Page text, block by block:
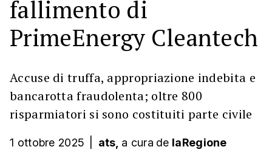
fallimento di
PrimeEnergy Cleantech
Accuse di truffa, appropriazione indebita e
bancarotta fraudolenta; oltre 800
risparmiatori si sono costituiti parte civile
1 ottobre 2025 ats, a cura de laRegione